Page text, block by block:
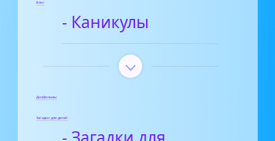
Блог
- Каникулы
Диафильмы
Загадки для детей